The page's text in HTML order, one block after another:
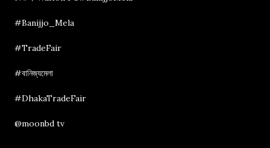
#Banijjo_Mela
#TradeFair
#বানিজ্যমেলা
#DhakaTradeFair
@moonbd tv